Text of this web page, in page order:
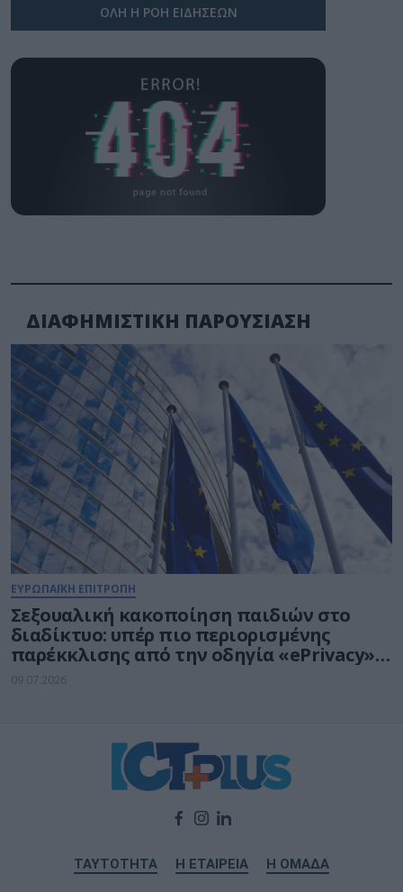
ΟΛΗ Η ΡΟΗ ΕΙΔΗΣΕΩΝ
ΔΙΑΦΗΜΙΣΤΙΚΗ ΠΑΡΟΥΣΙΑΣΗ
ΕΥΡΩΠΑΪΚΗ ΕΠΙΤΡΟΠΗ
Σεξουαλική κακοποίηση παιδιών στο
διαδίκτυο: υπέρ πιο περιορισμένης
παρέκκλισης από την οδηγία «ePrivacy»
το ΕΚ
09.07.2026
ΤΑΥΤΟΤΗΤΑ Η ΕΤΑΙΡΕΙΑ Η ΟΜΑΔΑ